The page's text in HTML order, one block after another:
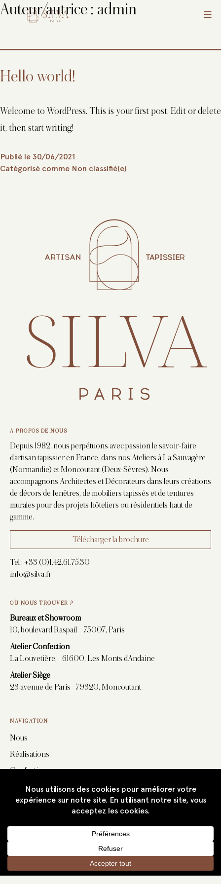
Aller
Auteur/autrice : admin
Hello world!
Welcome to WordPress. This is your first post. Edit or delete
it, then start writing!
Publié le 30/06/2021
Catégorisé comme Non classifié(e)
A PROPOS DE NOUS
Depuis 1982, nous perpétuons avec passion le savoir-faire
d’artisan tapissier en France, dans nos Ateliers à La Sauvagère
(Normandie) et Moncoutant (Deux-Sèvres). Nous
accompagnons Architectes et Décorateurs dans leurs créations
de décors de fenêtres, de mobiliers tapissés et de tentures
murales pour des projets hôteliers ou résidentiels haut de
gamme.
Télécharger la brochure
Tel : +33 (0)1.42.61.75.30
info@silva.fr
OÙ NOUS TROUVER ?
Bureaux et Showroom
10, boulevard Raspail 75007, Paris
Atelier Confection
La Louvetière, 61600, Les Monts d’Andaine
Atelier Siège
23 avenue de Paris 79320, Moncoutant
NAVIGATION
Nous
Réalisations
Confection
Tenture
Mobilier